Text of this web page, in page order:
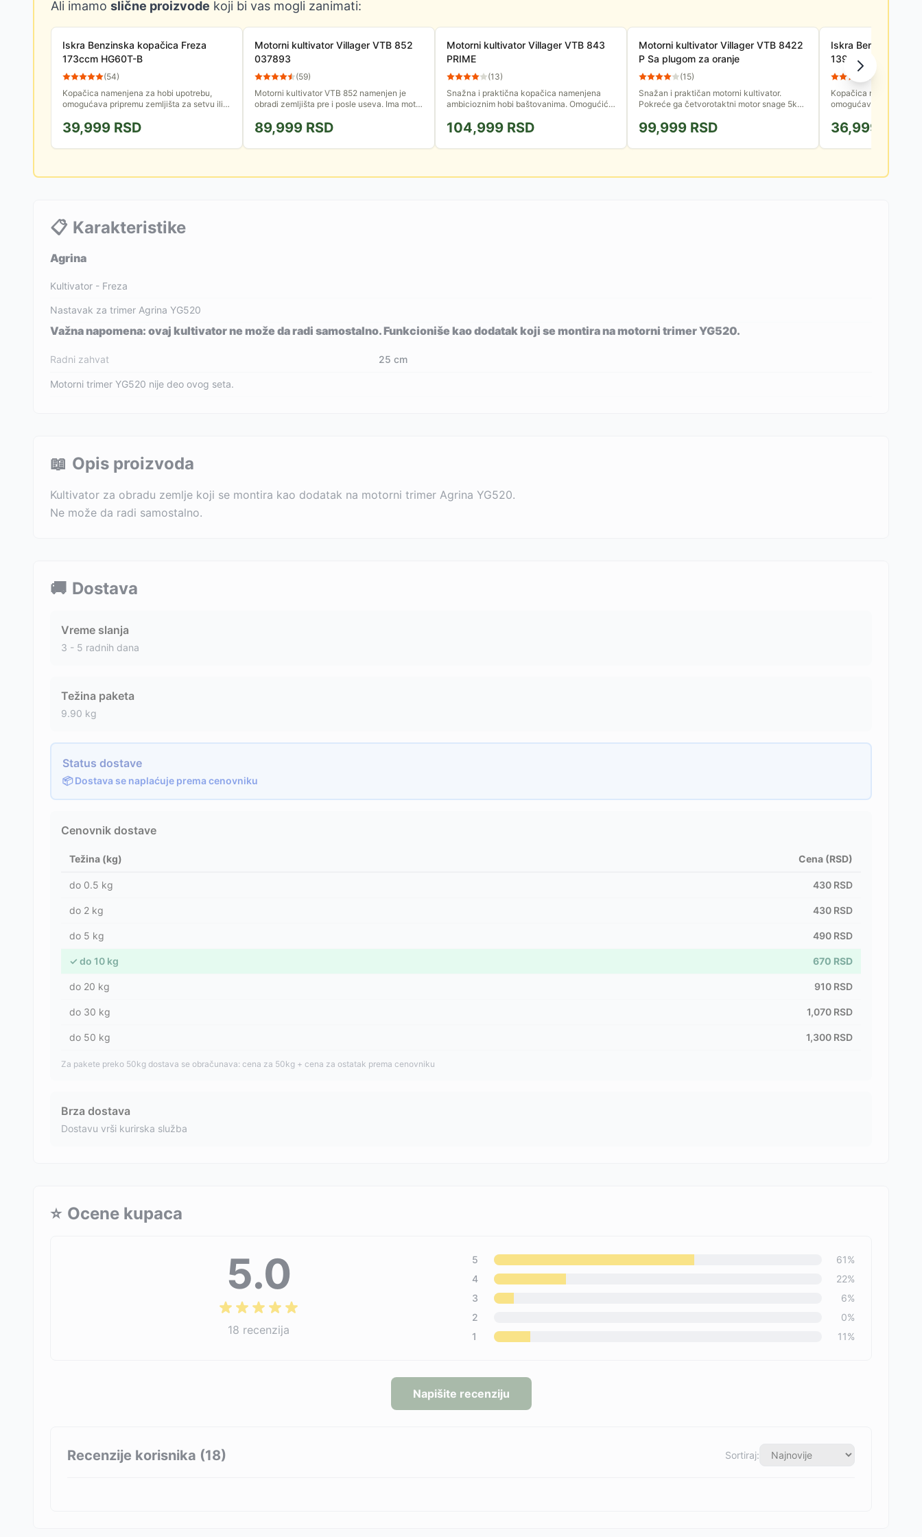
Ali imamo slične proizvode koji bi vas mogli zanimati:
Iskra Benzinska kopačica Freza
173ccm HG60T-B
(54)
Kopačica namenjena za hobi upotrebu,
omogućava pripremu zemljišta za setvu ili
Opremljena OHV benzinskim...
39,999 RSD
Motorni kultivator Villager VTB 852
037893
(59)
Motorni kultivator VTB 852 namenjen je
obradi zemljišta pre i posle useva. Ima motor
je 85cm. 2 brzine...
89,999 RSD
Motorni kultivator Villager VTB 843
PRIME
(13)
Snažna i praktična kopačica namenjena
ambicioznim hobi baštovanima. Omogućiće
baštu.
104,999 RSD
Motorni kultivator Villager VTB 8422
P Sa plugom za oranje
(15)
Snažan i praktičan motorni kultivator.
Pokreće ga četvorotaktni motor snage 5kW.
standardnih rotora i 2 diska.
99,999 RSD
Iskra Benzinska
139ccm HG60T
(
Kopačica namenjena
omogućava pripremu
Opremljena OHV
36,999
📋 Karakteristike
Agrina
Kultivator - Freza
Nastavak za trimer Agrina YG520
Važna napomena: ovaj kultivator ne može da radi samostalno. Funkcioniše kao dodatak koji se montira na motorni trimer YG520.
Radni zahvat 25 cm
Motorni trimer YG520 nije deo ovog seta.
📖 Opis proizvoda
Kultivator za obradu zemlje koji se montira kao dodatak na motorni trimer Agrina YG520.
Ne može da radi samostalno.
🚚 Dostava
Vreme slanja
3 - 5 radnih dana
Težina paketa
9.90 kg
Status dostave
📦 Dostava se naplaćuje prema cenovniku
Cenovnik dostave
Težina (kg) Cena (RSD)
do 0.5 kg 430 RSD
do 2 kg 430 RSD
do 5 kg 490 RSD
✓ do 10 kg 670 RSD
do 20 kg 910 RSD
do 30 kg 1,070 RSD
do 50 kg 1,300 RSD
Za pakete preko 50kg dostava se obračunava: cena za 50kg + cena za ostatak prema cenovniku
Brza dostava
Dostavu vrši kurirska služba
⭐ Ocene kupaca
5.0
18 recenzija
5 61%
4
22%
3
6%
2
0%
1
11%
Napišite recenziju
Recenzije korisnika (18) Sortiraj: